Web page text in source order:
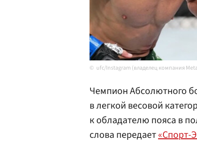
ufc/Instagram (владелец компания
Чемпион Абсолютного
в легкой весовой
к обладателю пояса в
слова передает«Спорт-